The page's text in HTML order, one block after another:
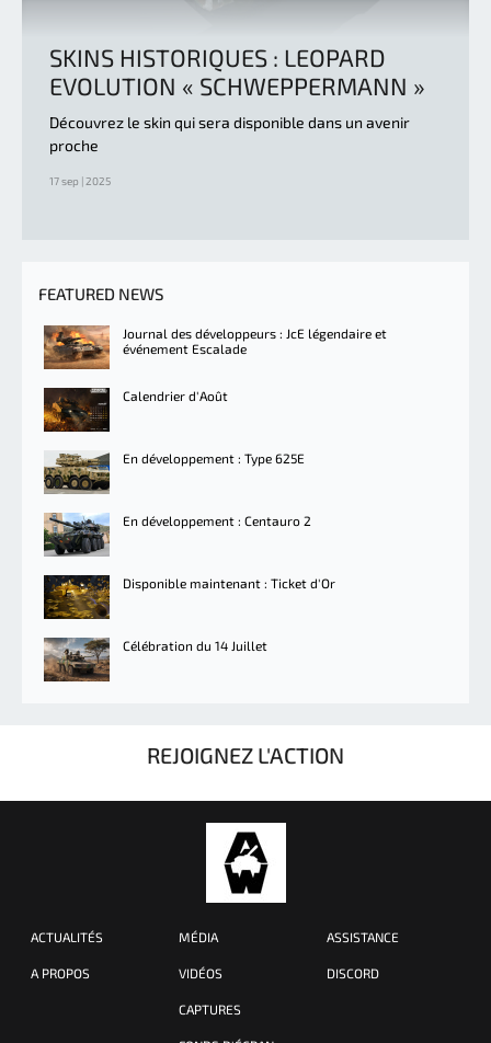
SKINS HISTORIQUES : LEOPARD
EVOLUTION « SCHWEPPERMANN »
Découvrez le skin qui sera disponible dans un avenir
proche
17 sep | 2025
FEATURED NEWS
Journal des développeurs : JcE légendaire et
événement Escalade
Calendrier d'Août
En développement : Type 625E
En développement : Centauro 2
Disponible maintenant : Ticket d'Or
Célébration du 14 Juillet
REJOIGNEZ L'ACTION
ACTUALITÉS
A PROPOS
MÉDIA
VIDÉOS
CAPTURES
ASSISTANCE
DISCORD